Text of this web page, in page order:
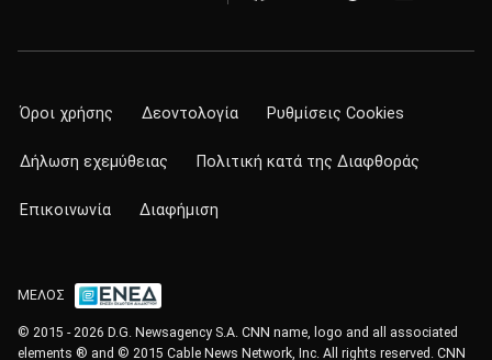
Όροι χρήσης Δεοντολογία Ρυθμίσεις Cookies
Δήλωση εχεμύθειας Πολιτική κατά της Διαφθοράς
Επικοινωνία Διαφήμιση
ΜΕΛΟΣ
© 2015 - 2026 D.G. Newsagency S.A. CNN name, logo and all associated
elements ® and © 2015 Cable News Network, Inc. All rights reserved. CNN